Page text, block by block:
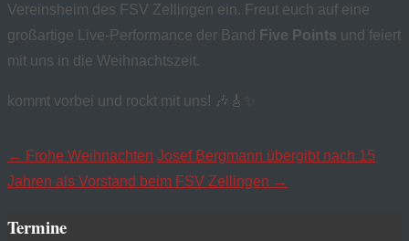
Vereinsheim des FSV Zellingen ein. Freut euch auf eine
großartige Live-Performance der Band
Five Points und feiert
mit uns in die Weihnachtszeit.
kommt vorbei und rockt mit uns! 🎶🎸✨
Navigation
← Frohe Weihnachten Josef Bergmann übergibt nach 15
Jahren als Vorstand beim FSV Zellingen →
Termine